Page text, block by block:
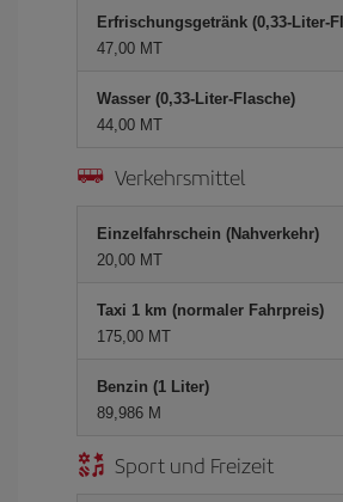
Erfrischungsgetränk (0,33-Liter-
47,00 MT
Wasser (0,33-Liter-Flasche)
44,00 MT
Verkehrsmittel
Einzelfahrschein (Nahverkehr)
20,00 MT
Taxi 1 km (normaler Fahrpreis)
175,00 MT
Benzin (1 Liter)
89,986 M
Sport und Freizeit